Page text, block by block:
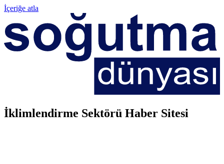
İçeriğe atla
İklimlendirme Sektörü Haber Sitesi